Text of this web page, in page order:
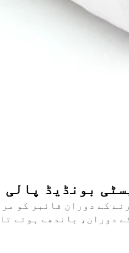
کے دوران فائبر کو
دوران، باندھے ہوئے